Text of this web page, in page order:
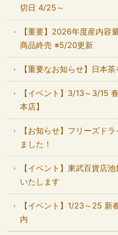
切日 4/25～
【重要】2026年度産内容
商品終売 ※5/20更新
【重要なお知らせ】日本
【イベント】3/13～3/15
本店】
【お知らせ】フリーズド
ました！
【イベント】東武百貨店
いたします
【イベント】1/23～25 新
内